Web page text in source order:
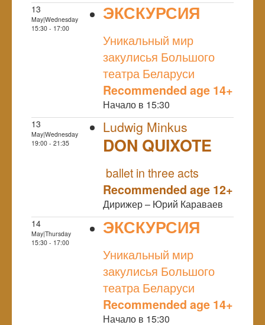
13
May|Wednesday
15:30 - 17:00
ЭКСКУРСИЯ
Уникальный мир
закулисья Большого
театра Беларуси
Recommended age 14+
Начало в 15:30
13
May|Wednesday
19:00 - 21:35
Ludwig Minkus
DON QUIXOTE
ballet in three acts
Recommended age 12+
Дирижер – Юрий Караваев
14
May|Thursday
15:30 - 17:00
ЭКСКУРСИЯ
Уникальный мир
закулисья Большого
театра Беларуси
Recommended age 14+
Начало в 15:30